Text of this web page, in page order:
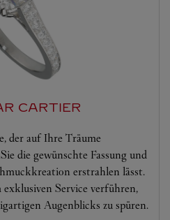
CARTIER
der auf Ihre Träume
die gewünschte Fassung und
erstrahlen lässt.
exklusiven Service verführen,
Augenblicks zu spüren.